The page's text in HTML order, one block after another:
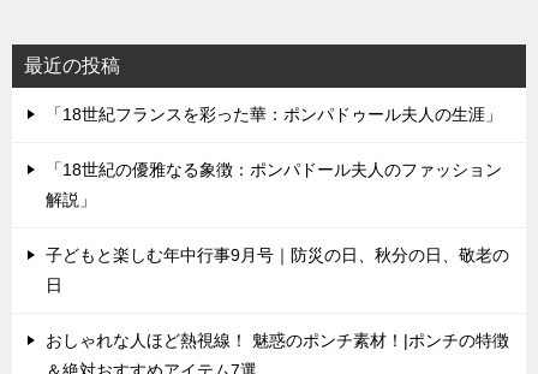
最近の投稿
「18世紀フランスを彩った華：ポンパドゥール夫人の生涯」
「18世紀の優雅なる象徴：ポンパドール夫人のファッション
解説」
子どもと楽しむ年中行事9月号｜防災の日、秋分の日、敬老の
日
おしゃれな人ほど熱視線！ 魅惑のポンチ素材！|ポンチの特徴
＆絶対おすすめアイテム7選